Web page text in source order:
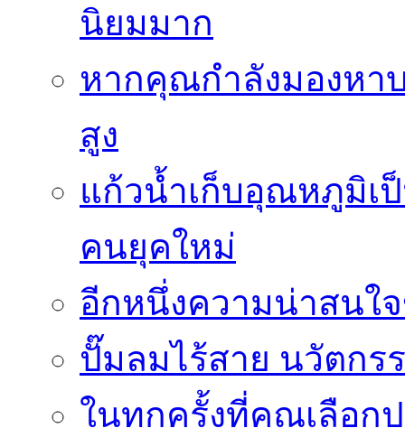
นิยมมาก
หากคุณกำลังมองหา
สูง
แก้วน้ำเก็บอุณหภูมิเ
คนยุคใหม่
อีกหนึ่งความน่าสนใ
ปั๊มลมไร้สาย นวัตก
ในทุกครั้งที่คุณเลือก